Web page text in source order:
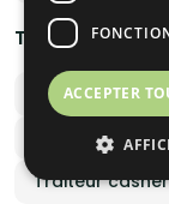
Traiteurs par
Traiteur
Traiteur
Traiteur
ACCEPTER